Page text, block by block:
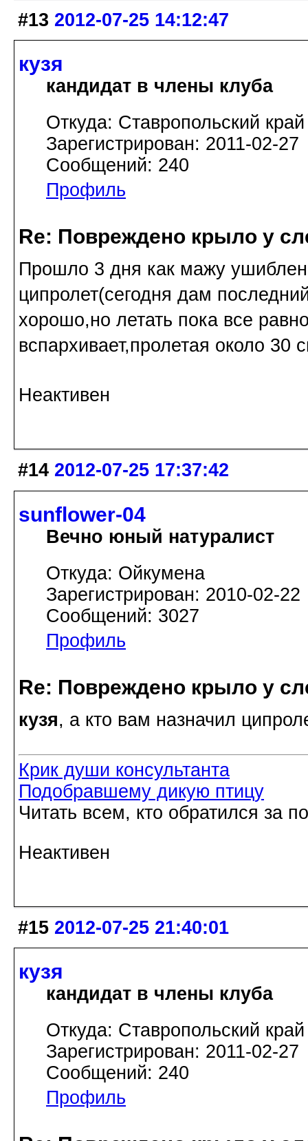
#13 2012-07-25 14:12:47
кузя
кандидат в члены клуба
Откуда: Ставропольский край
Зарегистрирован: 2011-02-27
Сообщений: 240
Профиль
Re: Повреждено крыло у
Прошло 3 дня как мажу
ципролет(сегодня дам
хорошо,но летать пока все
вспархивает,пролетая около
Неактивен
#14 2012-07-25 17:37:42
sunflower-04
Вечно юный натуралист
Откуда: Ойкумена
Зарегистрирован: 2010-02-22
Сообщений: 3027
Профиль
Re: Повреждено крыло у
кузя, а кто вам назначил
Крик души консультанта
Подобравшему дикую птицу
Читать всем, кто обратился за
Неактивен
#15 2012-07-25 21:40:01
кузя
кандидат в члены клуба
Откуда: Ставропольский край
Зарегистрирован: 2011-02-27
Сообщений: 240
Профиль